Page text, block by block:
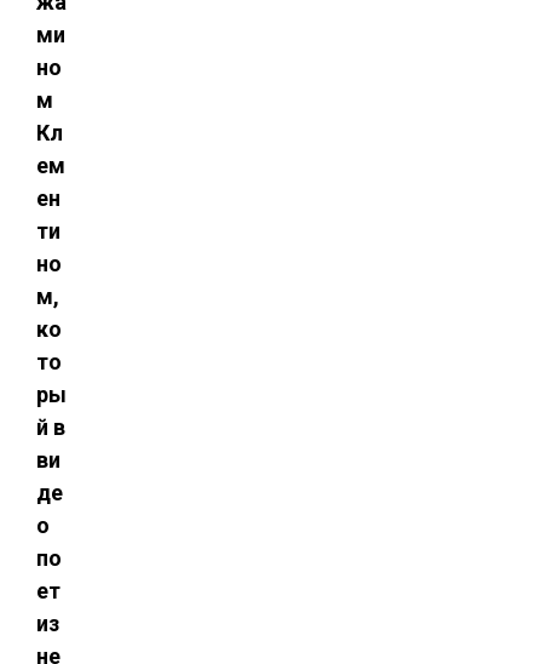
ми
но
м
Кл
ем
ен
ти
но
м,
ко
то
ры
й в
ви
де
о
по
ет
из
не